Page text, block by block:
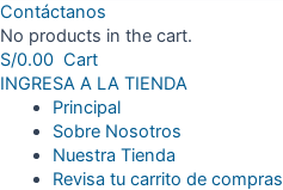
Contáctanos
No products in the cart.
S/0.00 Cart
INGRESA A LA TIENDA
Principal
Sobre Nosotros
Nuestra Tienda
Revisa tu carrito de compras